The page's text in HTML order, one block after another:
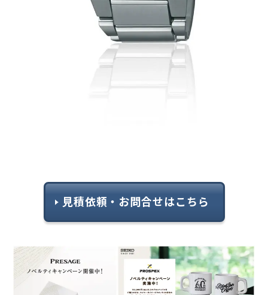
見積依頼・お問合せはこちら